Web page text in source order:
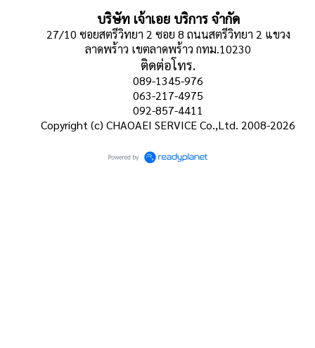
บริษัท เจ้าเอย บริการ จำกัด
27/10 ซอยสตรีวิทยา 2 ซอย 8 ถนนสตรีวิทยา 2 แขวง
ลาดพร้าว เขตลาดพร้าว กทม.10230
ติดต่อโทร.
089-1345-976
063-217-4975
092-857-4411
Copyright (c) CHAOAEI SERVICE Co.,Ltd. 2008-2026